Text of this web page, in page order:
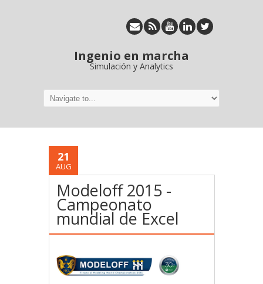
Ingenio en marcha
Simulación y Analytics
21
AUG
Modeloff 2015 -
Campeonato
mundial de Excel